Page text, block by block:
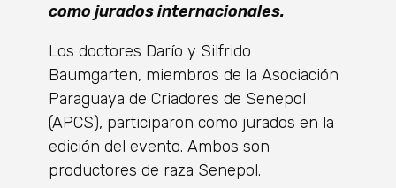
como jurados internacionales.
Los doctores Darío y Silfrido
Baumgarten, miembros de la Asociación
Paraguaya de Criadores de Senepol
(APCS), participaron como jurados en la
edición del evento. Ambos son
productores de raza Senepol.